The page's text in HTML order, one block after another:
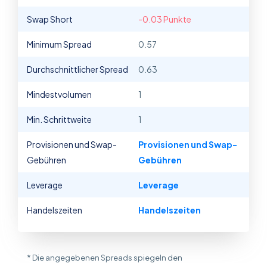
Swap Short -0.03 Punkte
Minimum Spread 0.57
Durchschnittlicher Spread 0.63
Mindestvolumen 1
Min. Schrittweite 1
Provisionen und Swap-
Gebühren
Provisionen und Swap-
Gebühren
Leverage Leverage
Handelszeiten Handelszeiten
* Die angegebenen Spreads spiegeln den